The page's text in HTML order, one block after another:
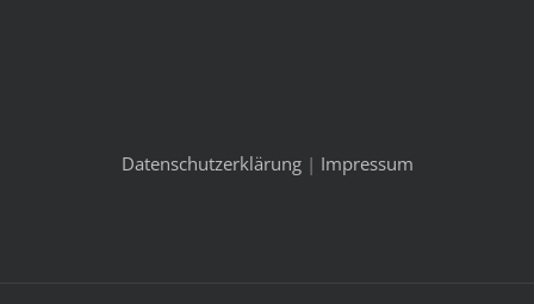
Datenschutzerklärung| Impressum